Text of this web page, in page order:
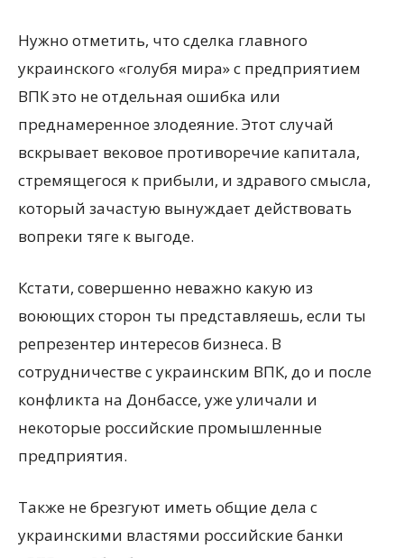
Нужно отметить, что сделка главного
украинского «голубя мира» с предприятием
ВПК это не отдельная ошибка или
преднамеренное злодеяние. Этот случай
вскрывает вековое противоречие капитала,
стремящегося к прибыли, и здравого смысла,
который зачастую вынуждает действовать
вопреки тяге к выгоде.
Кстати, совершенно неважно какую из
воюющих сторон ты представляешь, если ты
репрезентер интересов бизнеса. В
сотрудничестве с украинским ВПК, до и после
конфликта на Донбассе, уже уличали и
некоторые российские промышленные
предприятия.
Также не брезгуют иметь общие дела с
украинскими властями российские банки